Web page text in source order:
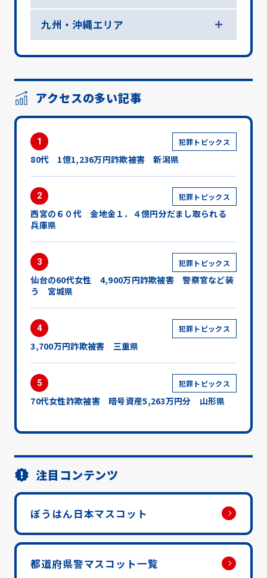
九州・沖縄エリア
アクセスの多い記事
1 犯罪トピックス
80代 1億1,236万円詐欺被害 新潟県
2 犯罪トピックス
西宮の６０代 金地金１．４億円分だまし取られる
兵庫県
3 犯罪トピックス
仙台の60代女性 4,900万円詐欺被害 警察官など装
う 宮城県
4 犯罪トピックス
3,700万円詐欺被害 三重県
5 犯罪トピックス
70代女性詐欺被害 暗号資産5,263万円分 山形県
注目コンテンツ
ぼうはん日本マスコット
都道府県警マスコット一覧